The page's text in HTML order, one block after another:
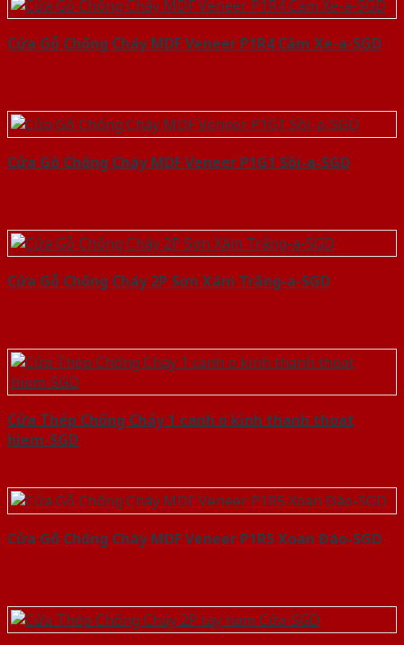
Cửa Gỗ Chống Cháy MDF Veneer P1R4 Căm Xe-a-SGD
Cửa Gỗ Chống Cháy MDF Veneer P1G1 Sồi-a-SGD
Cửa Gỗ Chống Cháy 2P Sơn Xám Trắng-a-SGD
Cửa Thép Chống Cháy 1 canh o kinh thanh thoat
hiem-SGD
Cửa Gỗ Chống Cháy MDF Veneer P1R5 Xoan Đào-SGD